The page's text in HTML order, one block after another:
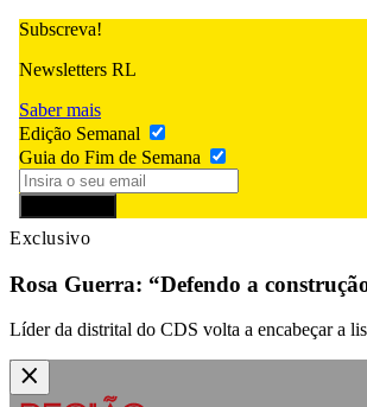
Subscreva!
Newsletters RL
Saber mais
Edição Semanal
Guia do Fim de Semana
Exclusivo
Rosa Guerra: “Defendo a
Líder da distrital do CDS volta a encabeçar a